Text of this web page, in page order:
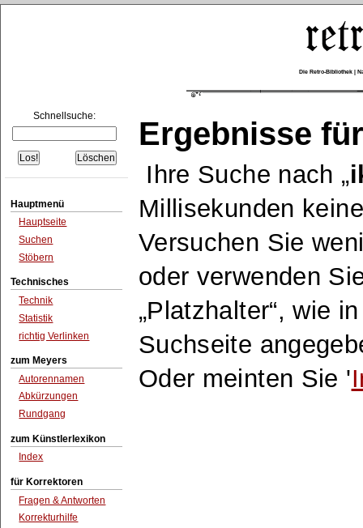
Die Retro-Bibliothek |
Schnellsuche:
Hauptmenü
Hauptseite
Suchen
Stöbern
Technisches
Technik
Statistik
richtig Verlinken
zum Meyers
Autorennamen
Abkürzungen
Rundgang
zum Künstlerlexikon
Index
für Korrektoren
Fragen & Antworten
Korrekturhilfe
Ergebnisse
Ihre Suche nach
Millisekunden
Versuchen Sie
oder verwenden
Platzhalter , wie
Suchseite
Oder meinten Sie '